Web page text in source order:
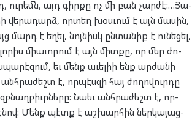
ու­րեմն, այդ գիր­քը ոչ մի բան չար­ժէ:…Յա­
որ­տեղ խօս­ւում է այն մա­սին,
մարդ է եղել, նոյ­նիսկ ըն­տա­նիք է ու­նե­ցել,
մի­ա­ւո­րում է այն միտ­քը, որ մեր ժո­
եւ մենք աւելիի ենք ար­ժա­նի
է, որ­պէս­զի հայ ժո­ղո­վուր­դը
Նա­եւ անհ­րա­ժեշտ է, որ­
Մենք պէտք է աշ­խար­հին ներ­կա­յաց­